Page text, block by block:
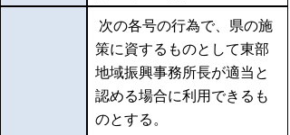
次の各号の行為で、県の施
策に資するものとして東部
地域振興事務所長が適当と
認める場合に利用できるも
のとする。